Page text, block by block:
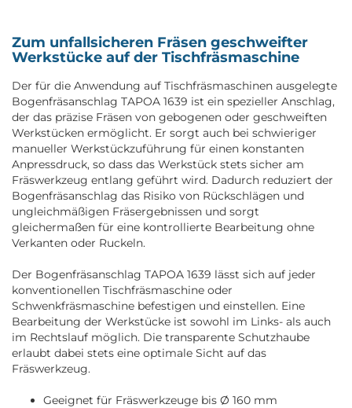
Zum unfallsicheren Fräsen geschweifter
Werkstücke auf der Tischfräsmaschine
Der für die Anwendung auf Tischfräsmaschinen ausgelegte
Bogenfräsanschlag TAPOA 1639 ist ein spezieller Anschlag,
der das präzise Fräsen von gebogenen oder geschweiften
Werkstücken ermöglicht. Er sorgt auch bei schwieriger
manueller Werkstückzuführung für einen konstanten
Anpressdruck, so dass das Werkstück stets sicher am
Fräswerkzeug entlang geführt wird. Dadurch reduziert der
Bogenfräsanschlag das Risiko von Rückschlägen und
ungleichmäßigen Fräsergebnissen und sorgt
gleichermaßen für eine kontrollierte Bearbeitung ohne
Verkanten oder Ruckeln.
Der Bogenfräsanschlag TAPOA 1639 lässt sich auf jeder
konventionellen Tischfräsmaschine oder
Schwenkfräsmaschine befestigen und einstellen. Eine
Bearbeitung der Werkstücke ist sowohl im Links- als auch
im Rechtslauf möglich. Die transparente Schutzhaube
erlaubt dabei stets eine optimale Sicht auf das
Fräswerkzeug.
Geeignet für Fräswerkzeuge bis Ø 160 mm